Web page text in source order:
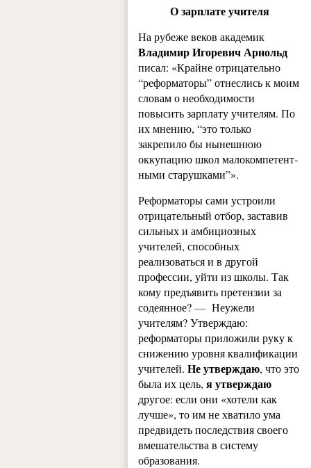
О зарплате учителя
На рубеже веков академик
Владимир Игоревич Арнольд
писал: «Крайне отрицательно
“реформаторы” отнеслись к моим
словам о необходимости
повысить зарплату учителям. По
их мнению, “это только
закрепило бы нынешнюю
оккупацию школ малокомпетент­
ными старушками”».
Реформаторы сами устроили
отрицательный отбор, заставив
сильных и амбициозных
учителей, способных
реализоваться и в другой
профессии, уйти из школы. Так
кому предъявить претензии за
содеянное?— Неужели
учителям? Утверждаю:
реформаторы приложили руку к
снижению уровня квалификации
учителей.Не утверждаю, что это
была их цель,я утверждаю
другое: если они «хотели как
лучше», то им не хватило ума
предвидеть последствия своего
вмешательства в систему
образования.